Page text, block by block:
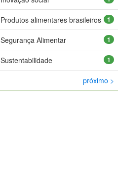
1
Produtos alimentares brasileiros
1
Segurança Alimentar
1
Sustentabilidade
próximo >